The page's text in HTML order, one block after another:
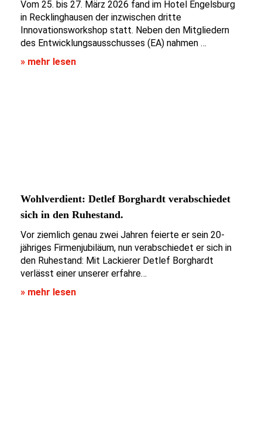
Vom 25. bis 27. März 2026 fand im Hotel Engelsburg
in Recklinghausen der inzwischen dritte
Innovationsworkshop statt. Neben den Mitgliedern
des Entwicklungsausschusses (EA) nahmen …
» mehr lesen
Wohlverdient: Detlef Borghardt verabschiedet
sich in den Ruhestand.
Vor ziemlich genau zwei Jahren feierte er sein 20-
jähriges Firmenjubiläum, nun verabschiedet er sich in
den Ruhestand: Mit Lackierer Detlef Borghardt
verlässt einer unserer erfahre…
» mehr lesen